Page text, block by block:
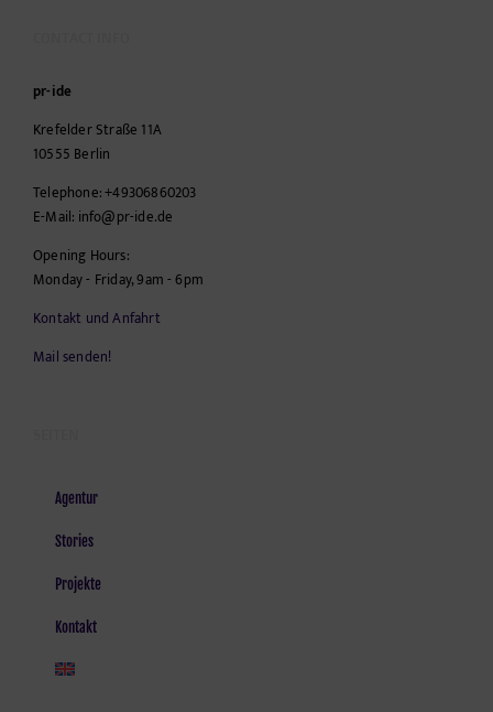
pr-ide
Krefelder Straße 11A
10555 Berlin
Telephone:+49306860203
E-Mail: info@pr-ide.de
Opening Hours:
Monday - Friday, 9am - 6pm
Kontakt und Anfahrt
Mail senden!
Agentur
Stories
Projekte
Kontakt